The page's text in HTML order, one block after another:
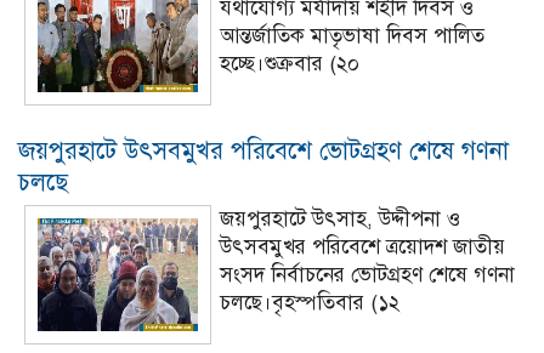
যথাযোগ্য মর্যাদায় শহীদ দিবস ও
আন্তর্জাতিক মাতৃভাষা দিবস পালিত
হচ্ছে।শুক্রবার (২০
জয়পুরহাটে উৎসবমুখর পরিবেশে ভোটগ্রহণ শেষে গণনা
চলছে
জয়পুরহাটে উৎসাহ, উদ্দীপনা ও
উৎসবমুখর পরিবেশে ত্রয়োদশ জাতীয়
সংসদ নির্বাচনের ভোটগ্রহণ শেষে গণনা
চলছে।বৃহস্পতিবার (১২